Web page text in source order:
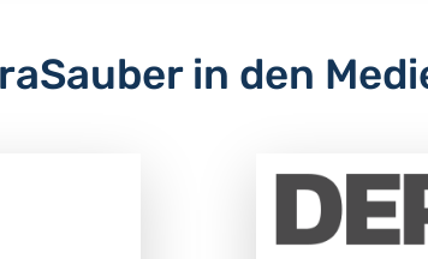
in den